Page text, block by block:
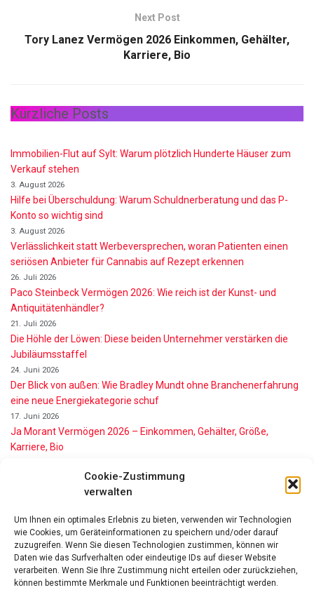
Cookie-Zustimmung
verwalten
Um Ihnen ein optimales Erlebnis zu bieten, verwenden wir Technologien
wie Cookies, um Geräteinformationen zu speichern und/oder darauf
zuzugreifen. Wenn Sie diesen Technologien zustimmen, können wir
Daten wie das Surfverhalten oder eindeutige IDs auf dieser Website
verarbeiten. Wenn Sie Ihre Zustimmung nicht erteilen oder zurückziehen,
können bestimmte Merkmale und Funktionen beeinträchtigt werden.
Next Post
Tory Lanez Vermögen 2026 Einkommen, Gehälter,
Karriere, Bio
Kürzliche Posts
Immobilien-Flut auf Sylt: Warum plötzlich Hunderte Häuser zum
Verkauf stehen
3. August 2026
Hilfe bei Überschuldung: Warum Schuldnerberatung und das P-
Konto so wichtig sind
3. August 2026
Verlässlichkeit statt Werbeversprechen, woran Patienten einen
seriösen Anbieter für Cannabis auf Rezept erkennen
26. Juli 2026
Paco Steinbeck Vermögen 2026: Wie reich ist der Kunst- und
Antiquitätenhändler?
21. Juli 2026
Die Höhle der Löwen: Diese beiden Unternehmer verstärken die
Jubiläumsstaffel
24. Juni 2026
Der Blick von außen: Wie Bradley Mundt ohne Branchenerfahrung
eine neue Energiekategorie schuf
17. Juni 2026
Ja Morant Vermögen 2026 – Einkommen, Gehälter, Größe,
Karriere, Bio
Alice Walton Vermögen 2026: So reich ist die Walmart-Erbin
wirklich
11. Juni 2026
Nino de Angelo Vermögen 2026 Wie Reich Ist Er?
9. Juni 2026